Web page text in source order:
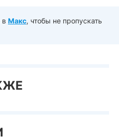
в Макс, чтобы не пропускать